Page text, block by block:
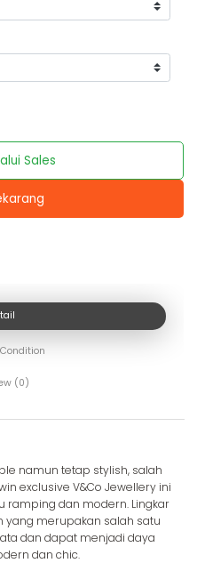
Sales
(0)
namun tetap stylish, salah
exclusive V&Co Jewellery ini
ramping dan modern. Lingkar
yang merupakan salah satu
dan dapat menjadi daya
dan chic.